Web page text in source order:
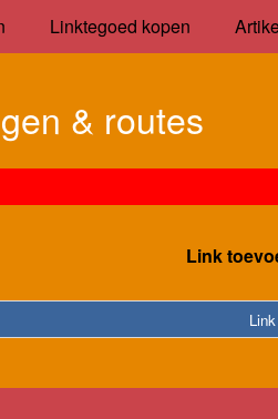
Linktegoed kopen
& routes
Link